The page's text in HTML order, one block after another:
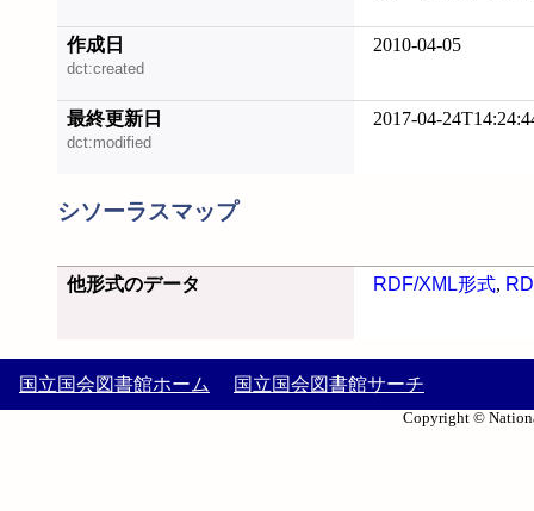
作成日
dct:created
2010-04-05
最終更新日
dct:modified
2017-04-
シソーラスマップ
他形式のデータ RDF/XML形式,
国立国会図書館ホーム 国立国会図書館サーチ
Copyright ©